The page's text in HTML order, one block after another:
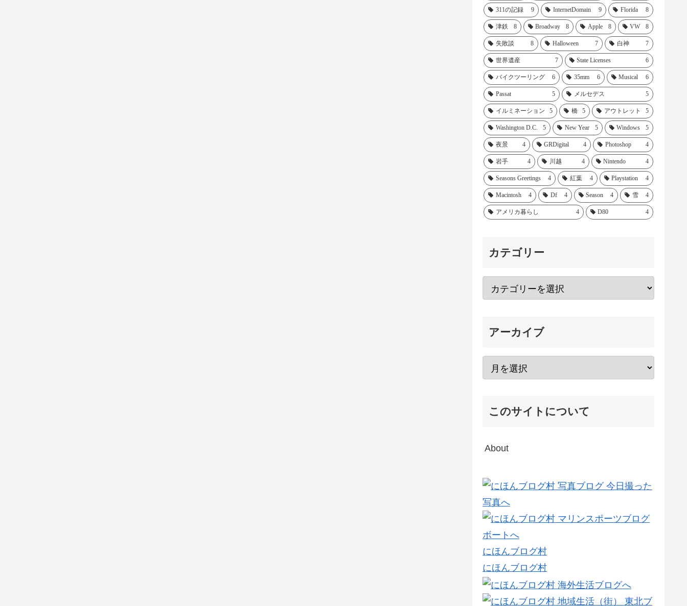
311の記録 9 InternetDomain 9 Florida 8
津鉄 8 Broadway 8 Apple 8 VW 8
失敗談 8 Halloween 7 白神 7
世界遺産 7 State Licenses 6
バイクツーリング 6 35mm 6 Musical 6
Passat 5 メルセデス 5
イルミネーション 5 橋 5 アウトレット 5
Washington D.C. 5 New Year 5 Windows 5
夜景 4 GRDigital 4 Photoshop 4
岩手 4 川越 4 Nintendo 4
Seasons Greetings 4 紅葉 4 Playstation 4
Macintosh 4 Df 4 Season 4 雪 4
アメリカ暮らし 4 D80 4
カテゴリー
アーカイブ
このサイトについて
About
にほんブログ村
にほんブログ村